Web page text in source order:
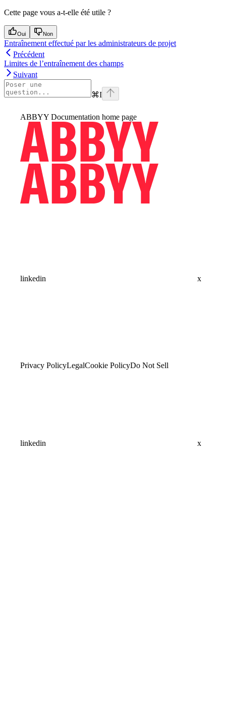
Cette page vous a-t-elle été utile ?
Oui Non
Entraînement effectué par les administrateurs de projet
Précédent
Limites de l’entraînement des champs
Suivant
⌘I
ABBYY Documentation home page
linkedin x
Privacy PolicyLegalCookie PolicyDo Not Sell
linkedin x